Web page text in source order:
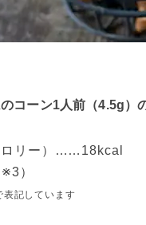
コーン1人前（4.5g）
ロリー）……18kcal
）
記しています